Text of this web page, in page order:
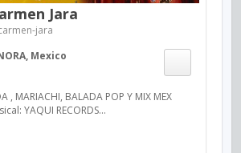
Jara
jara
Mexico
, MARIACHI, BALADA POP Y MIX MEX
YAQUI RECORDS...